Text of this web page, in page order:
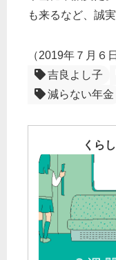
も来るなど、誠
（2019年７月６
吉良よし子
減らない年金
くら